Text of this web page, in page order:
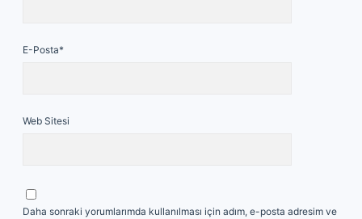
E-Posta*
Web Sitesi
Daha sonraki yorumlarımda kullanılması için adım, e-posta adresim ve